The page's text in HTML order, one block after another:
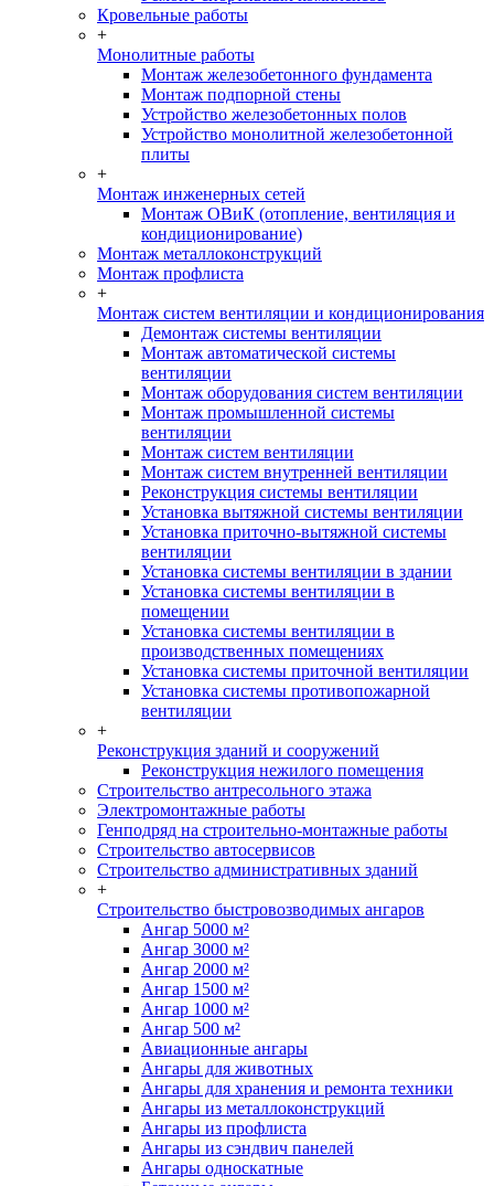
Кровельные работы
+
Монолитные работы
Монтаж железобетонного фундамента
Монтаж подпорной стены
Устройство железобетонных полов
Устройство монолитной железобетонной
плиты
+
Монтаж инженерных сетей
Монтаж ОВиК (отопление, вентиляция и
кондиционирование)
Монтаж металлоконструкций
Монтаж профлиста
+
Монтаж систем вентиляции и кондиционирования
Демонтаж системы вентиляции
Монтаж автоматической системы
вентиляции
Монтаж оборудования систем вентиляции
Монтаж промышленной системы
вентиляции
Монтаж систем вентиляции
Монтаж систем внутренней вентиляции
Реконструкция системы вентиляции
Установка вытяжной системы вентиляции
Установка приточно-вытяжной системы
вентиляции
Установка системы вентиляции в здании
Установка системы вентиляции в
помещении
Установка системы вентиляции в
производственных помещениях
Установка системы приточной вентиляции
Установка системы противопожарной
вентиляции
+
Реконструкция зданий и сооружений
Реконструкция нежилого помещения
Строительство антресольного этажа
Электромонтажные работы
Генподряд на строительно-монтажные работы
Строительство автосервисов
Строительство административных зданий
+
Строительство быстровозводимых ангаров
Ангар 5000 м²
Ангар 3000 м²
Ангар 2000 м²
Ангар 1500 м²
Ангар 1000 м²
Ангар 500 м²
Авиационные ангары
Ангары для животных
Ангары для хранения и ремонта техники
Ангары из металлоконструкций
Ангары из профлиста
Ангары из сэндвич панелей
Ангары односкатные